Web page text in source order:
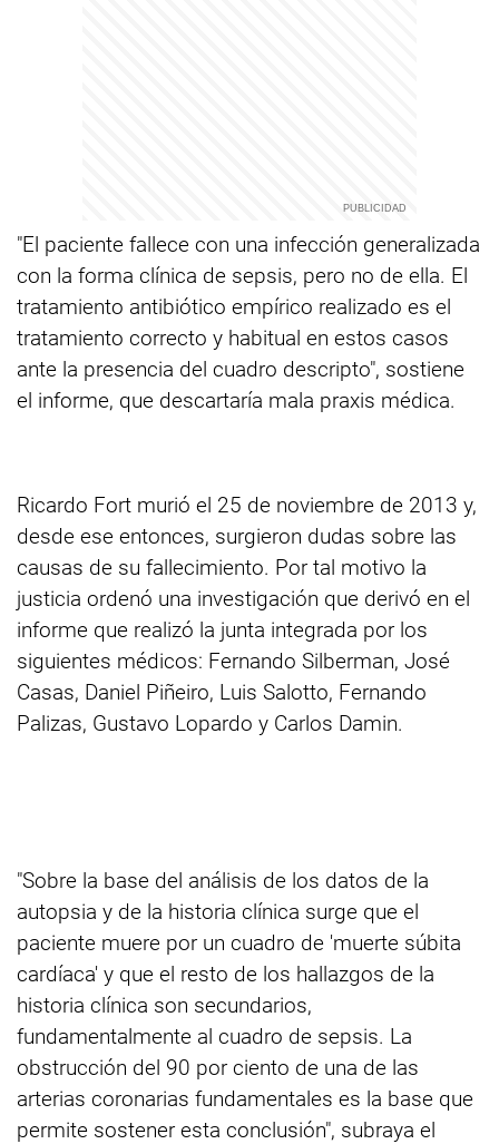
"El paciente fallece con una infección generalizada
con la forma clínica de sepsis, pero no de ella. El
tratamiento antibiótico empírico realizado es el
tratamiento correcto y habitual en estos casos
ante la presencia del cuadro descripto", sostiene
el informe, que descartaría mala praxis médica.
Ricardo Fort murió el 25 de noviembre de 2013 y,
desde ese entonces, surgieron dudas sobre las
causas de su fallecimiento. Por tal motivo la
justicia ordenó una investigación que derivó en el
informe que realizó la junta integrada por los
siguientes médicos: Fernando Silberman, José
Casas, Daniel Piñeiro, Luis Salotto, Fernando
Palizas, Gustavo Lopardo y Carlos Damin.
"Sobre la base del análisis de los datos de la
autopsia y de la historia clínica surge que el
paciente muere por un cuadro de 'muerte súbita
cardíaca' y que el resto de los hallazgos de la
historia clínica son secundarios,
fundamentalmente al cuadro de sepsis. La
obstrucción del 90 por ciento de una de las
arterias coronarias fundamentales es la base que
permite sostener esta conclusión", subraya el